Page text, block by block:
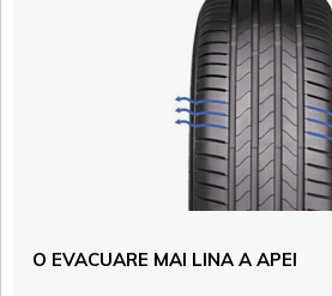
O EVACUARE MAI LINA A APEI